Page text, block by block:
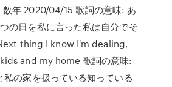
数年 2020/04/15 歌詞の意味: あ
の日を私に言った私は自分でそ
thing I know I'm dealing,
and my home 歌詞の意味:
私の家を扱っている知っている